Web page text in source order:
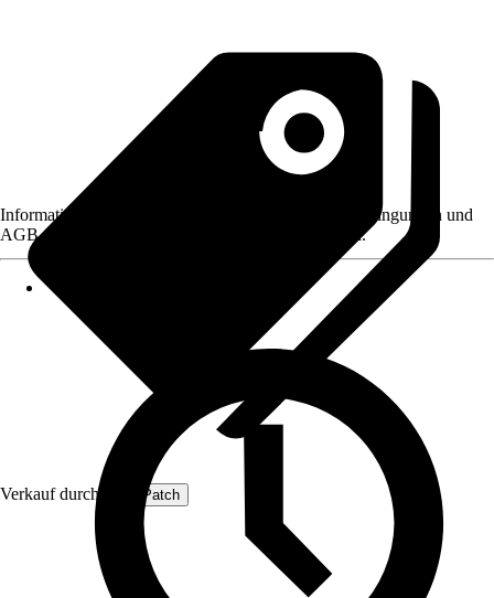
Verkauf durch: ProfiPatch
Informationen des Verkäufers, wie z. B. Rückgabebedingungen und
AGB, finden Sie bei Klick auf den Verkäufernamen.